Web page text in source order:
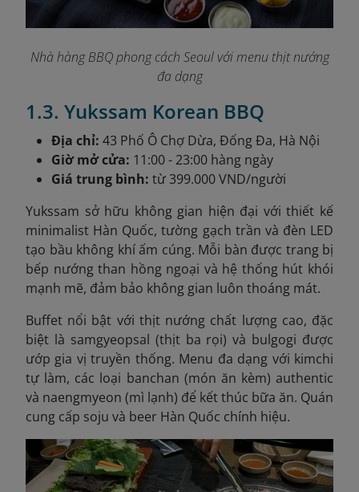
Nhà hàng BBQ phong cách Seoul với menu thịt nướng
đa dạng
1.3. Yukssam Korean BBQ
Địa chỉ: 43 Phố Ô Chợ Dừa, Đống Đa, Hà Nội
Giờ mở cửa: 11:00 - 23:00 hàng ngày
Giá trung bình: từ 399.000 VND/người
Yukssam sở hữu không gian hiện đại với thiết kế
minimalist Hàn Quốc, tường gạch trần và đèn LED
tạo bầu không khí ấm cúng. Mỗi bàn được trang bị
bếp nướng than hồng ngoại và hệ thống hút khói
mạnh mẽ, đảm bảo không gian luôn thoáng mát.
Buffet nổi bật với thịt nướng chất lượng cao, đặc
biệt là samgyeopsal (thịt ba rọi) và bulgogi được
ướp gia vị truyền thống. Menu đa dạng với kimchi
tự làm, các loại banchan (món ăn kèm) authentic
và naengmyeon (mì lạnh) để kết thúc bữa ăn. Quán
cung cấp soju và beer Hàn Quốc chính hiệu.